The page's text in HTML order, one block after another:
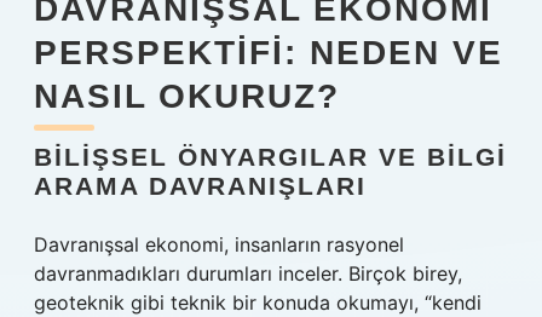
DAVRANIŞSAL EKONOMI
PERSPEKTIFI: NEDEN VE
NASIL OKURUZ?
BILIŞSEL ÖNYARGILAR VE BILGI
ARAMA DAVRANIŞLARI
Davranışsal ekonomi, insanların rasyonel
davranmadıkları durumları inceler. Birçok birey,
geoteknik gibi teknik bir konuda okumayı, “kendi